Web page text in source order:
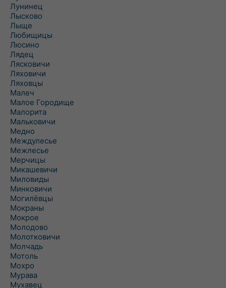
Лунинец
Лысково
Лыще
Любищицы
Люсино
Лядец
Лясковичи
Ляховичи
Ляховцы
Малеч
Малое Городище
Малорита
Мальковичи
Медно
Междулесье
Межлесье
Мерчицы
Микашевичи
Миловиды
Минковичи
Могилёвцы
Мокраны
Мокрое
Молодово
Молотковичи
Молчадь
Мотоль
Мохро
Мурава
Мухавец